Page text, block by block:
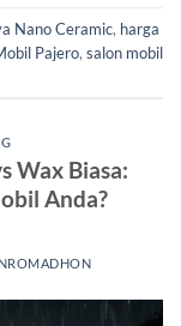
Nano Ceramic, harga
Pajero, salon mobil
Wax Biasa:
Anda?